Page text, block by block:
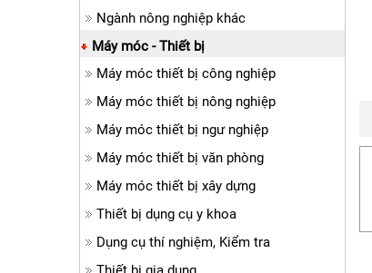
Ngành nông nghiệp khác
Máy móc - Thiết bị
Máy móc thiết bị công nghiệp
Máy móc thiết bị nông nghiệp
Máy móc thiết bị ngư nghiệp
Máy móc thiết bị văn phòng
Máy móc thiết bị xây dựng
Thiết bị dụng cụ y khoa
Dụng cụ thí nghiệm, Kiểm tra